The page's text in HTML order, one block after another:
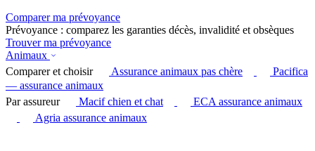
Comparer ma prévoyance
Prévoyance : comparez les garanties décès, invalidité et obsèques
Trouver ma prévoyance
Animaux
Comparer et choisir
Assurance animaux pas chère
Pacifica
— assurance animaux
Par assureur
Macif chien et chat
ECA assurance animaux
Agria assurance animaux